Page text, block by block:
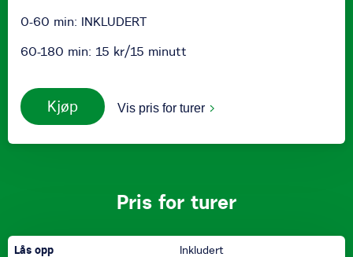
0-60 min: INKLUDERT
60-180 min: 15 kr/15 minutt
Kjøp Vis pris for turer
Pris for turer
Sykkel
Lås opp
Inkludert